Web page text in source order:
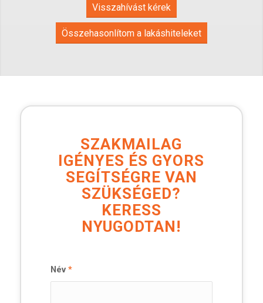
Visszahívást kérek
Összehasonlítom a lakáshiteleket
SZAKMAILAG
IGÉNYES ÉS GYORS
SEGÍTSÉGRE VAN
SZÜKSÉGED?
KERESS
NYUGODTAN!
Név *